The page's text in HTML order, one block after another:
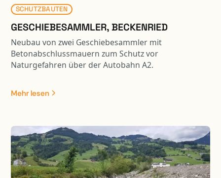
SCHUTZBAUTEN
GESCHIEBESAMMLER, BECKENRIED
Neubau von zwei Geschiebesammler mit
Betonabschlussmauern zum Schutz vor
Naturgefahren über der Autobahn A2.
Mehr lesen